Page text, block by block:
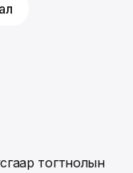
тогтнолын